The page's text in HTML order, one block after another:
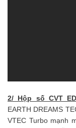
2/ Hộp số CVT
EARTH DREAMS
VTEC Turbo mạnh